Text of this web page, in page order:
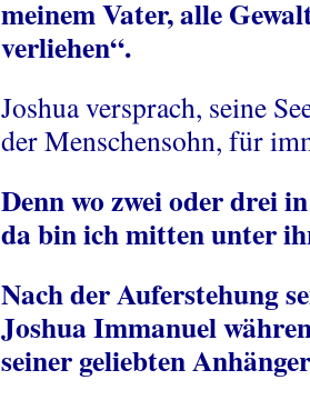
meinem Vater, alle
verliehen“.
Joshua versprach, seine
der Menschensohn, für
Denn wo zwei oder drei
da bin ich mitten unter
Nach der Auferstehung
Joshua Immanuel
seiner geliebten